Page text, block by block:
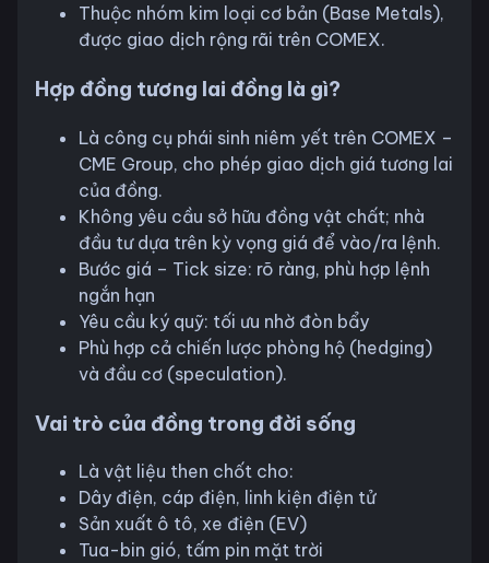
Thuộc nhóm kim loại cơ bản (Base Metals),
được giao dịch rộng rãi trên COMEX.
Hợp đồng tương lai đồng là gì?
Là công cụ phái sinh niêm yết trên COMEX –
CME Group, cho phép giao dịch giá tương lai
của đồng.
Không yêu cầu sở hữu đồng vật chất; nhà
đầu tư dựa trên kỳ vọng giá để vào/ra lệnh.
Bước giá – Tick size: rõ ràng, phù hợp lệnh
ngắn hạn
Yêu cầu ký quỹ: tối ưu nhờ đòn bẩy
Phù hợp cả chiến lược phòng hộ (hedging)
và đầu cơ (speculation).
Vai trò của đồng trong đời sống
Là vật liệu then chốt cho:
Dây điện, cáp điện, linh kiện điện tử
Sản xuất ô tô, xe điện (EV)
Tua-bin gió, tấm pin mặt trời